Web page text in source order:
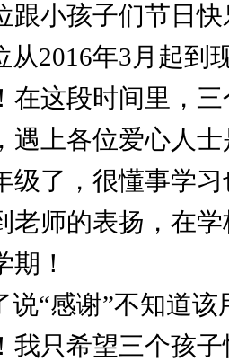
跟小孩子们节日
年3月起到
在这段时间里，
遇上各位爱心人
级了，很懂事学
老师的表扬，在
期！
感谢”不知道该
我只希望三个孩